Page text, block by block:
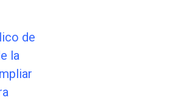
de
la